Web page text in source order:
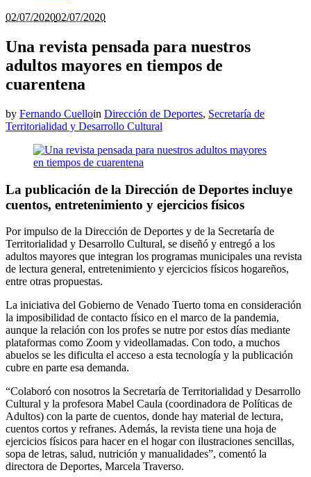
02/07/202002/07/2020
Una revista pensada para nuestros
adultos mayores en tiempos de
cuarentena
by Fernando Cuelloin Dirección de Deportes, Secretaría de
Territorialidad y Desarrollo Cultural
La publicación de la Dirección de Deportes incluye
cuentos, entretenimiento y ejercicios físicos
Por impulso de la Dirección de Deportes y de la Secretaría de
Territorialidad y Desarrollo Cultural, se diseñó y entregó a los
adultos mayores que integran los programas municipales una revista
de lectura general, entretenimiento y ejercicios físicos hogareños,
entre otras propuestas.
La iniciativa del Gobierno de Venado Tuerto toma en consideración
la imposibilidad de contacto físico en el marco de la pandemia,
aunque la relación con los profes se nutre por estos días mediante
plataformas como Zoom y videollamadas. Con todo, a muchos
abuelos se les dificulta el acceso a esta tecnología y la publicación
cubre en parte esa demanda.
“Colaboró con nosotros la Secretaría de Territorialidad y Desarrollo
Cultural y la profesora Mabel Caula (coordinadora de Políticas de
Adultos) con la parte de cuentos, donde hay material de lectura,
cuentos cortos y refranes. Además, la revista tiene una hoja de
ejercicios físicos para hacer en el hogar con ilustraciones sencillas,
sopa de letras, salud, nutrición y manualidades”, comentó la
directora de Deportes, Marcela Traverso.